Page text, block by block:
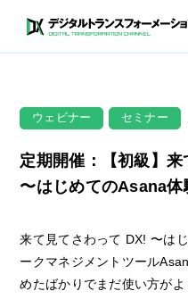
ウェビナー セミナー
定期開催：【初級】
〜はじめてのAsana体
来て見てさわって DX! 〜は
ークマネジメントツール
めたばかりでまだ使い方が